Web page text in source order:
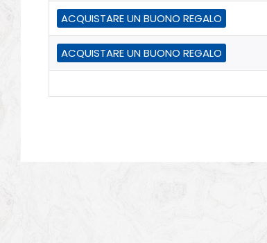
ACQUISTARE UN BUONO REGALO
ACQUISTARE UN BUONO REGALO